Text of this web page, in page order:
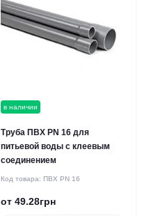
в наличии
Труба ПВХ PN 16 для
питьевой воды с клеевым
соединением
Код товара: ПВХ PN 16
от 49.28грн